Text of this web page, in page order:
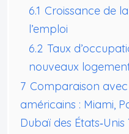
6.1 Croissance de
l’emploi
6.2 Taux
nouveaux
7 Comparaison
américains : Miami,
Dubaï des États‑Unis